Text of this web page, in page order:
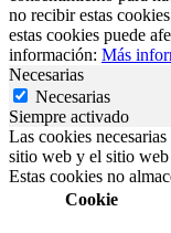
no recibir estas
estas cookies puede
información: Más
Necesarias
Necesarias
Siempre activado
Las cookies
sitio web y el sitio
Estas cookies no
Cookie